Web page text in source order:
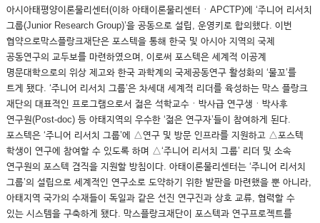
아시아태평양이론물리센터(이하 아태이론물리센터ㆍAPCTP)에 ‘주니어 리서치
그룹(Junior Research Group)’을 공동으로 설립, 운영키로 합의했다. 이번
협약으로막스플랑크재단은 포스텍을 통해 한국 및 아시아 지역의 국제
공동연구의 교두보를 마련하였으며, 이로써 포스텍은 세계적 이공계
명문대학으로의 위상 제고와 한국 과학계의 국제공동연구 활성화의 ‘물꼬’를
트게 됐다. ‘주니어 리서치 그룹’은 차세대 세계적 리더를 육성하는 막스 플랑크
재단의 대표적인 프로그램으로서 젊은 석학교수ㆍ박사급 연구생ㆍ박사후
연구원(Post-doc) 등 아태지역의 우수한 ‘젊은 연구자’들이 참여하게 된다.
포스텍은 ‘주니어 리서치 그룹’에 △연구 및 방문 인프라를 지원하고 △포스텍
학생이 연구에 참여할 수 있도록 하며 △‘주니어 리서치 그룹’ 리더 및 소속
연구원의 포스텍 겸직을 지원할 방침이다. 아태이론물리센터는 ‘주니어 리서치
그룹’의 설립으로 세계적인 연구소로 도약하기 위한 발판을 마련했을 뿐 아니라,
아태지역 국가의 수재들이 독일과 같은 선진 연구진과 상호 교류, 협력할 수
있는 시스템을 구축하게 됐다. 막스플랑크재단이 포스텍과 연구프로젝트를